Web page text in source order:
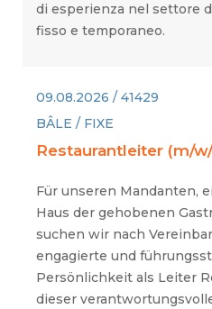
di esperienza nel settore
fisso e temporaneo.
09.08.2026 / 41429
BÂLE / FIXE
Restaurantleiter (m/
Für unseren Mandanten,
Haus der gehobenen
suchen wir nach
engagierte und
Persönlichkeit als Leiter
dieser